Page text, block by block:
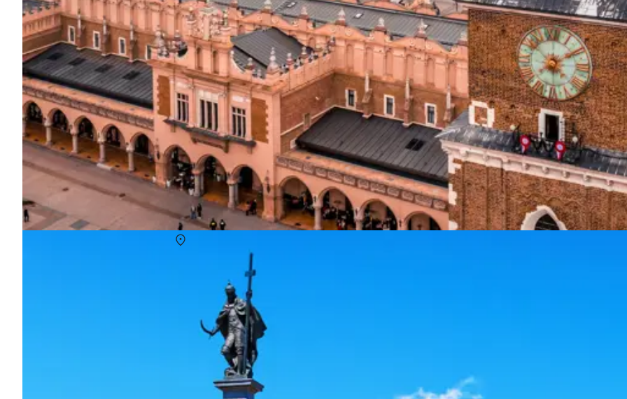
Polen er et rejsemål som ofte bliver overset, helt uden grund. Strandene langs Østersøen er sublime badesteder mens søer, skove og
alle former for aktiv ferie. I byerne afspejles en lang historie der er så dramatisk at Polen flere gange har været fjernet fra landkortet.